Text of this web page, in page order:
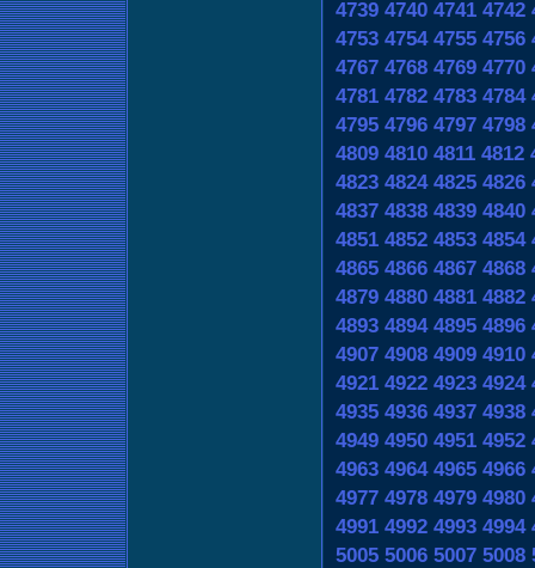
4739 4740 4741 4742
4753 4754 4755 4756
4767 4768 4769 4770
4781 4782 4783 4784
4795 4796 4797 4798
4809 4810 4811 4812
4823 4824 4825 4826
4837 4838 4839 4840
4851 4852 4853 4854
4865 4866 4867 4868
4879 4880 4881 4882
4893 4894 4895 4896
4907 4908 4909 4910
4921 4922 4923 4924
4935 4936 4937 4938
4949 4950 4951 4952
4963 4964 4965 4966
4977 4978 4979 4980
4991 4992 4993 4994
5005 5006 5007 5008